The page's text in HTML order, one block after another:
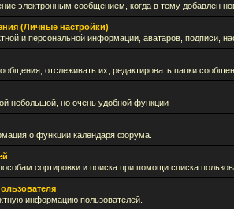
электронным сообщением, когда в тему добавлен
(Личные настройки)
и персональной информации, аватаров, подписи,
отслеживать их, редактировать папки
небольшой, но очень удобной функции
о функции календаря форума.
сортировки и поиска при помощи списка
информацию пользователей.